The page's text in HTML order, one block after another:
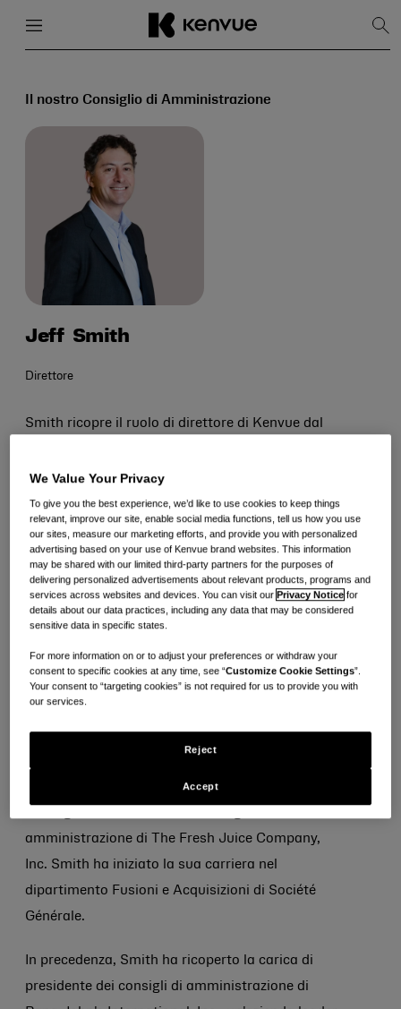
contenuto
Il nostro Consiglio di Amministrazione
Jeff Smith
Direttore
Smith ricopre il ruolo di direttore di Kenvue dal
Amministratore delegato e Direttore degli
investimenti di Starboard Value LP, un
consulente d'investimento con un approccio
mirato e fondamentale che investe
principalmente in società statunitensi quotate in
borsa. Prima di fondare Starboard Value LP
nell’aprile 2011, Smith ha ricoperto il ruolo di
Direttore degli investimenti per i fondi che
compongono la piattaforma d'investimento
Value and Opportunity di Ramius LLC, di cui è
stato Amministratore delegato partner. Prima di
ricoperto il ruolo di vicepresidente dello sviluppo
amministrazione di The Fresh Juice Company,
Inc. Smith ha iniziato la sua carriera nel
dipartimento Fusioni e Acquisizioni di Société
Générale.
In precedenza, Smith ha ricoperto la carica di
presidente dei consigli di amministrazione di
We Value Your Privacy
To give you the best experience, we’d like to use cookies to keep things
relevant, improve our site, enable social media functions, tell us how you use
our sites, measure our marketing efforts, and provide you with personalized
advertising based on your use of Kenvue brand websites. This information
may be shared with our limited third-party partners for the purposes of
delivering personalized advertisements about relevant products, programs and
services across websites and devices. You can visit ourPrivacy Notice for
details about our data practices, including any data that may be considered
sensitive data in specific states.
For more information on or to adjust your preferences or withdraw your
consent to specific cookies at any time, see “Customize Cookie Settings”.
Your consent to “targeting cookies” is not required for us to provide you with
our services.
Reject
Accept